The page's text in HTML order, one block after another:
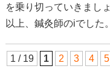
を乗り切っていきましょ
以上、鍼灸師のiでした。
1 / 19 1 2 3 4 5